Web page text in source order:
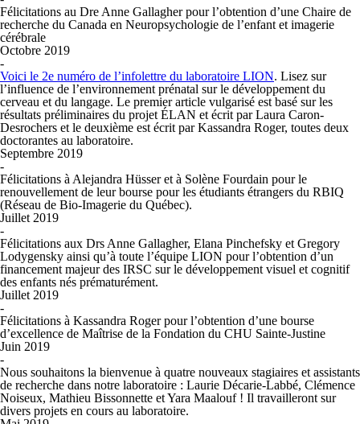
Félicitations au Dre Anne Gallagher pour l’obtention d’une Chaire de
recherche du Canada en Neuropsychologie de l’enfant et imagerie
cérébrale
Octobre 2019
-
Voici le 2e numéro de l’infolettre du laboratoire LION. Lisez sur
l’influence de l’environnement prénatal sur le développement du
cerveau et du langage. Le premier article vulgarisé est basé sur les
résultats préliminaires du projet ÉLAN et écrit par Laura Caron-
Desrochers et le deuxième est écrit par Kassandra Roger, toutes deux
doctorantes au laboratoire.
Septembre 2019
-
Félicitations à Alejandra Hüsser et à Solène Fourdain pour le
renouvellement de leur bourse pour les étudiants étrangers du RBIQ
(Réseau de Bio-Imagerie du Québec).
Juillet 2019
-
Félicitations aux Drs Anne Gallagher, Elana Pinchefsky et Gregory
Lodygensky ainsi qu’à toute l’équipe LION pour l’obtention d’un
financement majeur des IRSC sur le développement visuel et cognitif
des enfants nés prématurément.
Juillet 2019
-
Félicitations à Kassandra Roger pour l’obtention d’une bourse
d’excellence de Maîtrise de la Fondation du CHU Sainte-Justine
Juin 2019
-
Nous souhaitons la bienvenue à quatre nouveaux stagiaires et assistants
de recherche dans notre laboratoire : Laurie Décarie-Labbé, Clémence
Noiseux, Mathieu Bissonnette et Yara Maalouf ! Il travailleront sur
divers projets en cours au laboratoire.